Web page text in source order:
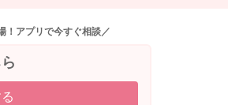
！アプリで今すぐ相談／